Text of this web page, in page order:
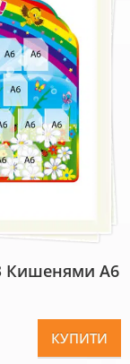
Кишенями А6
КУПИТИ